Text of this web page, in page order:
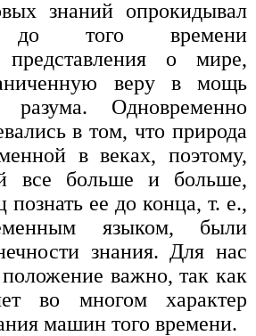
знаний опрокидывал
до того времени
о мире,
веру в мощь
разума. Одновременно
в том, что природа
в веках, поэтому,
все больше и больше,
ее до конца, т. е.,
языком, были
знания. Для нас
важно, так как
во многом характер
машин того времени.